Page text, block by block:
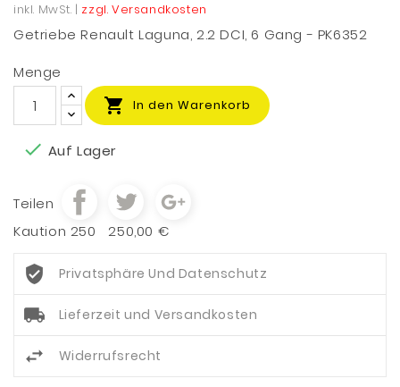
inkl. MwSt. | zzgl. Versandkosten
Getriebe Renault Laguna, 2.2 DCI, 6 Gang - PK6352
Menge
 In den Warenkorb
 Auf Lager
Teilen
Kaution 250
250,00 €
Privatsphäre Und Datenschutz
Lieferzeit und Versandkosten
Widerrufsrecht